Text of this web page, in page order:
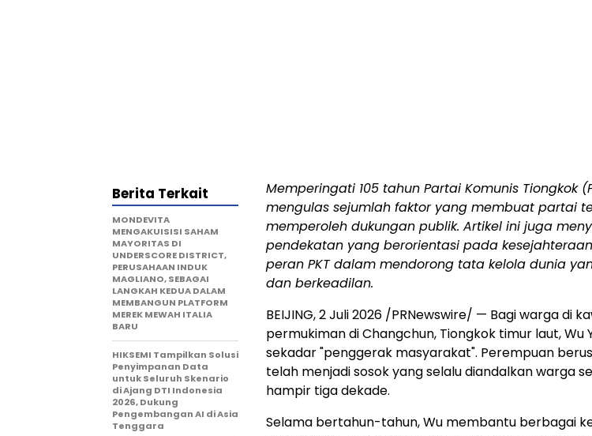
Memperingati 105 tahun Partai Komunis Tiongkok
mengulas sejumlah faktor yang membuat partai
memperoleh dukungan publik. Artikel ini juga
pendekatan yang berorientasi pada
peran PKT dalam mendorong tata kelola dunia
dan berkeadilan.
BEIJING, 2 Juli 2026 /PRNewswire/ — Bagi warga di
permukiman di Changchun, Tiongkok timur laut, Wu
sekadar "penggerak masyarakat". Perempuan
telah menjadi sosok yang selalu diandalkan warga
hampir tiga dekade.
Selama bertahun-tahun, Wu membantu berbagai
Berita Terkait
MONDEVITA
MENGAKUISISI SAHAM
MAYORITAS DI
UNDERSCORE DISTRICT,
PERUSAHAAN INDUK
MAGLIANO, SEBAGAI
LANGKAH KEDUA DALAM
MEMBANGUN PLATFORM
MEREK MEWAH ITALIA
BARU
HIKSEMI Tampilkan Solusi
Penyimpanan Data
untuk Seluruh Skenario
di Ajang DTI Indonesia
2026, Dukung
Pengembangan AI di Asia
Tenggara